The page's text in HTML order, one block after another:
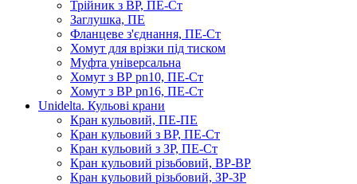
Трійник з ВР, ПЕ-Ст
Заглушка, ПЕ
Фланцеве з'єднання, ПЕ-Ст
Хомут для врізки під тиском
Муфта універсальна
Хомут з ​​ВР pn10, ПЕ-Ст
Хомут з ВР pn16, ПЕ-Ст
Unidelta. Кульові крани
Кран кульовий, ПЕ-ПЕ
Кран кульовий з ВР, ПЕ-Ст
Кран кульовий з ЗР, ПЕ-Ст
Кран кульовий різьбовий, ВР-ВР
Кран кульовий різьбовий, ЗР-ЗР